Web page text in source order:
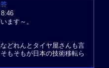
ます～。
どれんとタイヤ屋さんも言
もそもが日本の技術移転ら